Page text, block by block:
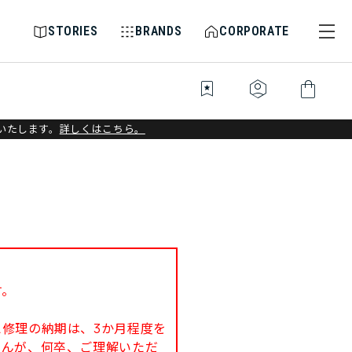
STORIES BRANDS CORPORATE
bookmark_star identity_platform shopping_bag
します。 詳しくはこちら。
理の納期は、3か月程度を
が、何卒、ご理解いただ